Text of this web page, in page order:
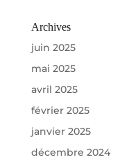
Archives
juin 2025
mai 2025
avril 2025
février 2025
janvier 2025
décembre 2024